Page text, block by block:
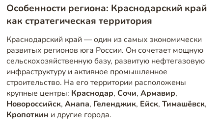
Особенности региона: Краснодарский край
как стратегическая территория
Краснодарский край — один из самых экономически
развитых регионов юга России. Он сочетает мощную
сельскохозяйственную базу, развитую нефтегазовую
инфраструктуру и активное промышленное
строительство. На его территории расположены
крупные центры: Краснодар, Сочи, Армавир,
Новороссийск, Анапа, Геленджик, Ейск, Тимашёвск,
Кропоткин и другие города.